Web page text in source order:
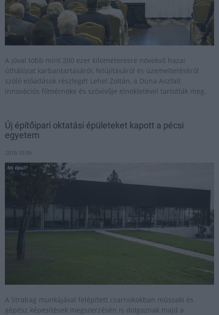
A jóval több mint 200 ezer kilométeresre növekvő hazai
úthálózat karbantartásáról, felújításáról és üzemeltetéséről
szóló előadások részlegét Lehel Zoltán, a Duna Aszfalt
innovációs főmérnöke és szóvivője elnökletével tartották meg.
Új építőipari oktatási épületeket kapott a pécsi
egyetem
2019.10.09
Mi épül?
A Strabag munkájával felépített csarnokokban műszaki és
gépész képesítések megszerzésén is dolgoznak majd a